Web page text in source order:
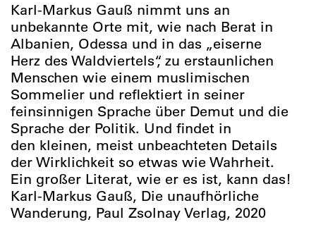
Karl-Markus Gauß nimmt uns an
unbekannte Orte mit, wie nach Berat in
Albanien, Odessa und in das „eiserne
Herz des Waldviertels“, zu erstaunlichen
Menschen wie einem muslimischen
Sommelier und reflektiert in seiner
feinsinnigen Sprache über Demut und die
Sprache der Politik. Und findet in
den kleinen, meist unbeachteten Details
der Wirklichkeit so etwas wie Wahrheit.
Ein großer Literat, wie er es ist, kann das!
Karl-Markus Gauß, Die unaufhörliche
Wanderung, Paul Zsolnay Verlag, 2020